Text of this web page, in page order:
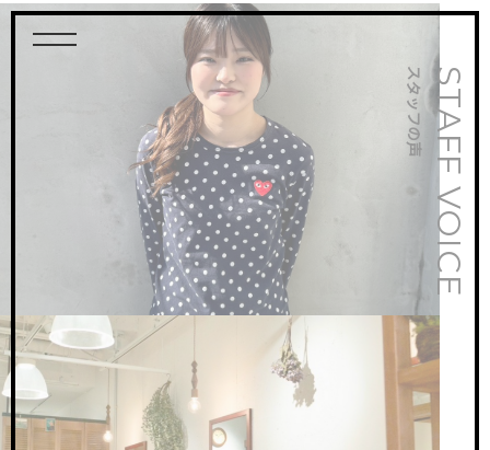
STAFF VOICE
スタッフの声